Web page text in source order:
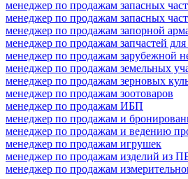
менеджер по продажам запасных
менеджер по продажам запасных
менеджер по продажам запорной
менеджер по продажам запчастей
менеджер по продажам зарубежной
менеджер по продажам земельных
менеджер по продажам зерновых
менеджер по продажам зоотоваров
менеджер по продажам ИБП
менеджер по продажам и
менеджер по продажам и ведению
менеджер по продажам игрушек
менеджер по продажам изделий из
менеджер по продажам